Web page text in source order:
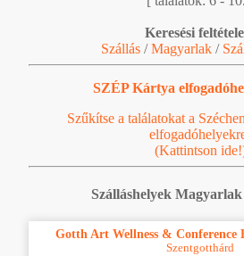
Keresési
Szállás /Magyarlak /
SZÉP Kártya
Szűkítse a találatokat a
(Kattintson
Szálláshelyek
Gotth Art Wellness &
Szentgotthárd